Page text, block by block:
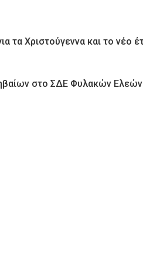
τα Χριστούγεννα και το νέο
στο ΣΔΕ Φυλακών